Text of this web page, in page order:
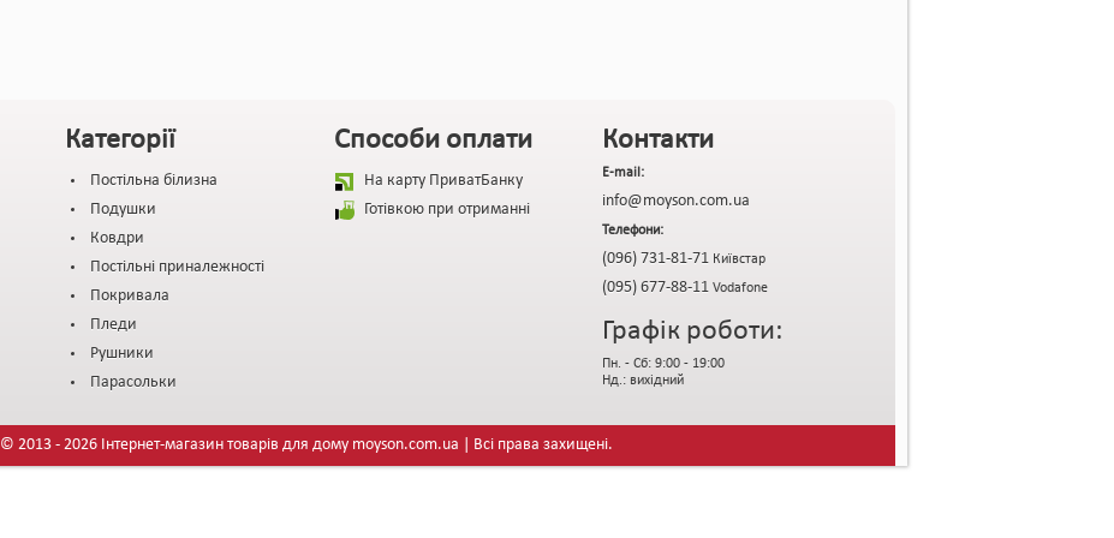
Категорії
Постільна білизна
Подушки
Ковдри
Постільні приналежності
Покривала
Пледи
Рушники
Парасольки
Способи оплати
На карту ПриватБанку
Готівкою при отриманні
Контакти
E-mail:
info@moyson.com.ua
Телефони:
(096) 731-81-71 Київстар
(095) 677-88-11 Vodafone
Графік роботи:
Пн. - Сб: 9:00 - 19:00
Нд.: вихідний
© 2013 - 2026 Інтернет-магазин товарів для дому moyson.com.ua | Всі права захищені.